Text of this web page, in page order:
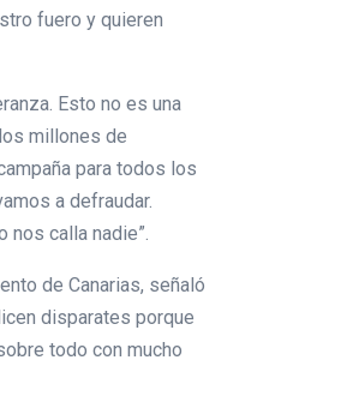
fuero y quieren
Esto no es una
millones de
para todos los
a defraudar.
nos calla nadie”.
de Canarias, señaló
disparates porque
todo con mucho